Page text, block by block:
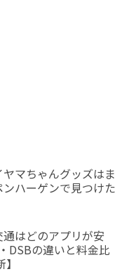
マちゃんグッズはま
ハーゲンで見つけた
はどのアプリが安
DSBの違いと料金比